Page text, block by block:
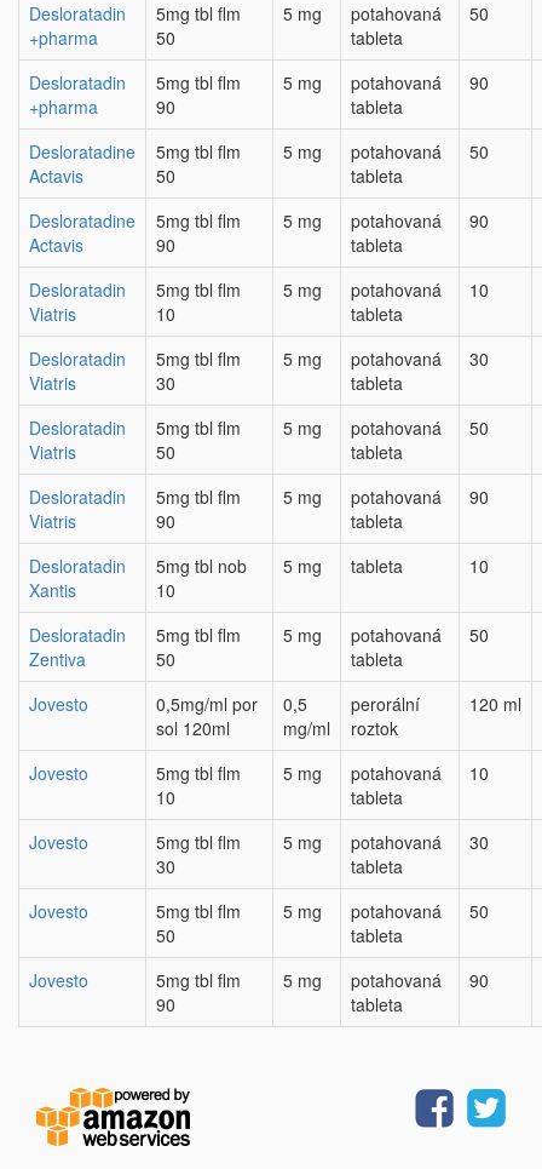
Desloratadin
+pharma
5mg tbl flm
50
5 mg
potahovaná
tableta
50
Desloratadin
+pharma
5mg tbl flm
90
5 mg
potahovaná
tableta
90
Desloratadine
Actavis
5mg tbl flm
50
5 mg
potahovaná
tableta
50
Desloratadine
Actavis
5mg tbl flm
90
5 mg
potahovaná
tableta
90
Desloratadin
Viatris
5mg tbl flm
10
5 mg
potahovaná
tableta
10
Desloratadin
Viatris
5mg tbl flm
30
5 mg
potahovaná
tableta
30
Desloratadin
Viatris
5mg tbl flm
50
5 mg
potahovaná
tableta
50
Desloratadin
Viatris
5mg tbl flm
90
5 mg
potahovaná
tableta
90
Desloratadin
Xantis
5mg tbl nob
10
5 mg tableta 10
Desloratadin
Zentiva
5mg tbl flm
50
5 mg
potahovaná
tableta
50
Jovesto
0,5mg/ml por
sol 120ml
0,5
mg/ml
perorální
roztok
120 ml
Jovesto
5mg tbl flm
10
5 mg
potahovaná
tableta
10
Jovesto
5mg tbl flm
30
5 mg
potahovaná
tableta
30
Jovesto
5mg tbl flm
50
5 mg
potahovaná
tableta
50
Jovesto
5mg tbl flm
90
5 mg
potahovaná
tableta
90